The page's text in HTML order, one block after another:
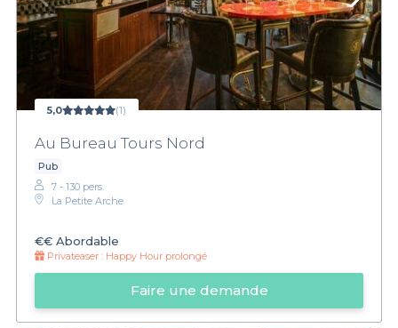
5,0 (1)
Au Bureau Tours Nord
Pub
7 - 130 pers.
La Petite Arche
€€ Abordable
Privateaser : Happy Hour prolongé
Faire une demande